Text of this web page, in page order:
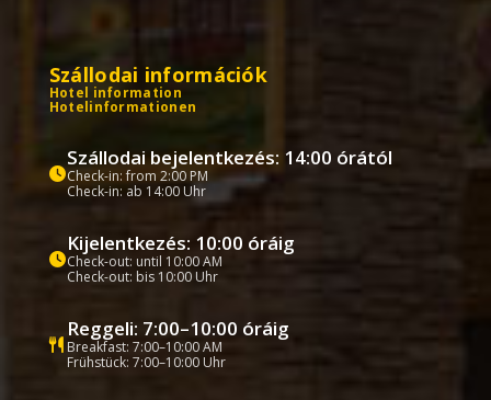
Szállodai információk
Hotel information
Hotelinformationen
Szállodai bejelentkezés: 14:00 órától
Check-in: from 2:00 PM
Check-in: ab 14:00 Uhr
Kijelentkezés: 10:00 óráig
Check-out: until 10:00 AM
Check-out: bis 10:00 Uhr
Reggeli: 7:00–10:00 óráig
Breakfast: 7:00–10:00 AM
Frühstück: 7:00–10:00 Uhr